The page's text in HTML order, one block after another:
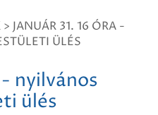
> JANUÁR 31. 16 ÓRA -
ÜLÉS
nyilvános
ülés